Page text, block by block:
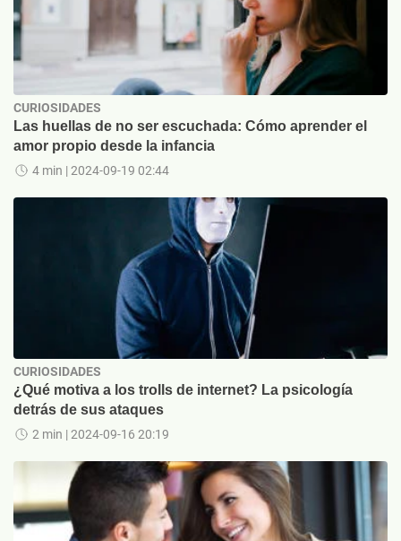
CURIOSIDADES
Las huellas de no ser escuchada: Cómo aprender el
amor propio desde la infancia
4 min | 2024-09-19 02:44
CURIOSIDADES
¿Qué motiva a los trolls de internet? La psicología
detrás de sus ataques
2 min | 2024-09-16 20:19